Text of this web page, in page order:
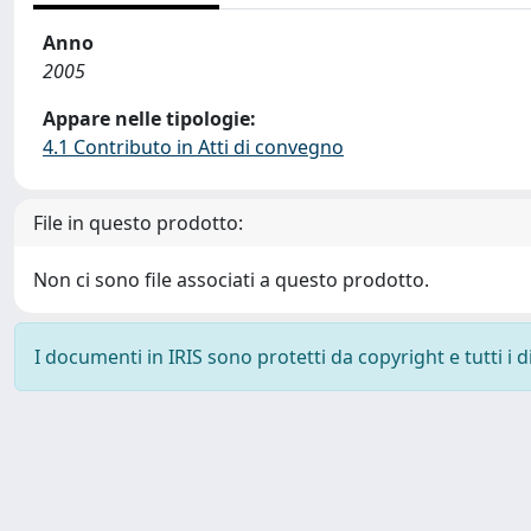
Anno
2005
Appare nelle tipologie:
4.1 Contributo in Atti di convegno
File in questo prodotto:
Non ci sono file associati a questo prodotto.
I documenti in IRIS sono protetti da copyright e tutti i